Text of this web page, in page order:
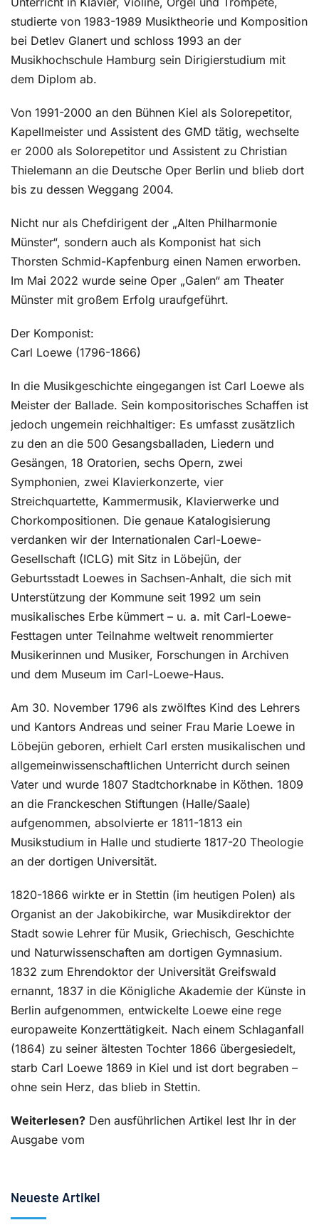
studierte von 1983-1989 Musiktheorie und Komposition
bei Detlev Glanert und schloss 1993 an der
Musikhochschule Hamburg sein Dirigierstudium mit
dem Diplom ab.
Von 1991-2000 an den Bühnen Kiel als Solorepetitor,
Kapellmeister und Assistent des GMD tätig, wechselte
er 2000 als Solorepetitor und Assistent zu Christian
Thielemann an die Deutsche Oper Berlin und blieb dort
bis zu dessen Weggang 2004.
Nicht nur als Chefdirigent der „Alten Philharmonie
Münster“, sondern auch als Komponist hat sich
Thorsten Schmid-Kapfenburg einen Namen erworben.
Im Mai 2022 wurde seine Oper „Galen“ am Theater
Münster mit großem Erfolg uraufgeführt.
Der Komponist:
Carl Loewe (1796-1866)
In die Musikgeschichte eingegangen ist Carl Loewe als
Meister der Ballade. Sein kompositorisches Schaffen ist
jedoch ungemein reichhaltiger: Es umfasst zusätzlich
zu den an die 500 Gesangsballaden, Liedern und
Gesängen, 18 Oratorien, sechs Opern, zwei
Symphonien, zwei Klavierkonzerte, vier
Streichquartette, Kammermusik, Klavierwerke und
Chorkompositionen. Die genaue Katalogisierung
verdanken wir der Internationalen Carl-Loewe-
Gesellschaft (ICLG) mit Sitz in Löbejün, der
Geburtsstadt Loewes in Sachsen-Anhalt, die sich mit
Unterstützung der Kommune seit 1992 um sein
musikalisches Erbe kümmert – u. a. mit Carl-Loewe-
Festtagen unter Teilnahme weltweit renommierter
Musikerinnen und Musiker, Forschungen in Archiven
und dem Museum im Carl-Loewe-Haus.
Am 30. November 1796 als zwölftes Kind des Lehrers
und Kantors Andreas und seiner Frau Marie Loewe in
Löbejün geboren, erhielt Carl ersten musikalischen und
allgemeinwissenschaftlichen Unterricht durch seinen
Vater und wurde 1807 Stadtchorknabe in Köthen. 1809
an die Franckeschen Stiftungen (Halle/Saale)
aufgenommen, absolvierte er 1811-1813 ein
Musikstudium in Halle und studierte 1817-20 Theologie
an der dortigen Universität.
1820-1866 wirkte er in Stettin (im heutigen Polen) als
Organist an der Jakobikirche, war Musikdirektor der
Stadt sowie Lehrer für Musik, Griechisch, Geschichte
und Naturwissenschaften am dortigen Gymnasium.
1832 zum Ehrendoktor der Universität Greifswald
ernannt, 1837 in die Königliche Akademie der Künste in
Berlin aufgenommen, entwickelte Loewe eine rege
europaweite Konzerttätigkeit. Nach einem Schlaganfall
(1864) zu seiner ältesten Tochter 1866 übergesiedelt,
starb Carl Loewe 1869 in Kiel und ist dort begraben –
ohne sein Herz, das blieb in Stettin.
Weiterlesen? Den ausführlichen Artikel lest Ihr in der
Ausgabe vom
Neueste Artikel